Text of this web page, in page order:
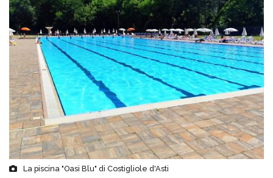
La piscina "Oasi Blu" di Costigliole d'Asti